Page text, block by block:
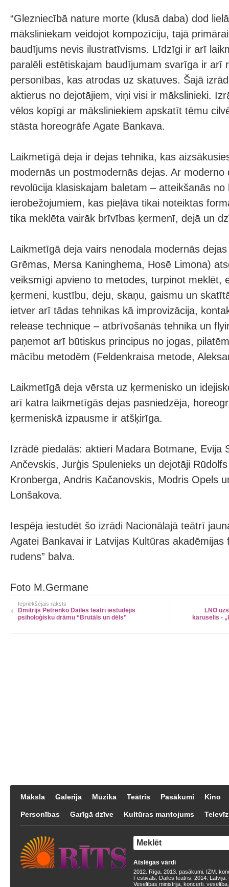
“Glezniecībā nature morte (klusā daba) dod
māksliniekam veidojot kompozīciju, tajā
baudījums nevis ilustratīvisms. Līdzīgi ir arī
paralēli estētiskajam baudījumam svarīga ir arī
personības, kas atrodas uz skatuves. Šajā
aktierus no dejotājiem, viņi visi ir mākslinieki.
vēlos kopīgi ar māksliniekiem apskatīt tēmu
stāsta horeogrāfe Agate Bankava.
Laikmetīgā deja ir dejas tehnika, kas
modernās un postmodernās dejas. Ar moderno
revolūcija klasiskajam baletam – atteikšanās no
ierobežojumiem, kas pieļāva tikai noteiktas
tika meklēta vairāk brīvības ķermenī, dejā un
Laikmetīgā deja vairs nenodala modernās
Grēmas, Mersa Kaninghema, Hosē Limona)
veiksmīgi apvieno to metodes, turpinot meklēt,
ķermeni, kustību, deju, skaņu, gaismu un
ietver arī tādas tehnikas kā improvizācija,
release technique – atbrīvošanās tehnika un
paņemot arī būtiskus principus no jogas,
mācību metodēm (Feldenkraisa metode,
Laikmetīgā deja vērsta uz ķermenisko un
arī katra laikmetīgās dejas pasniedzēja,
ķermeniskā izpausme ir atšķirīga.
Izrādē piedalās: aktieri Madara Botmane, Evija
Ančevskis, Jurģis Spulenieks un dejotāji
Kronberga, Andris Kačanovskis, Modris Opels
Lonšakova.
Iespēja iestudēt šo izrādi Nacionālajā teātrī
Agatei Bankavai ir Latvijas Kultūras akadēmijas
rudens” balva.
Foto M.Germane
Iepriekšējais raksts
Dmitrijs Petrenko Dailes teātrī iestudējis
psiholoģisku drāmu “Brutāls un dēls”
LNO
karuselis -
Māksla Galerija Mūzika Teātris Pasākumi Kino
Personības Garīgā dzīve Kultūras mantojums
Atslēgas vārdi
2012 Rīga 2013 pasākumi IZM
Festivāls
Dailes teātris 2014 Latvija
Veselības ministrija koncerti veselība